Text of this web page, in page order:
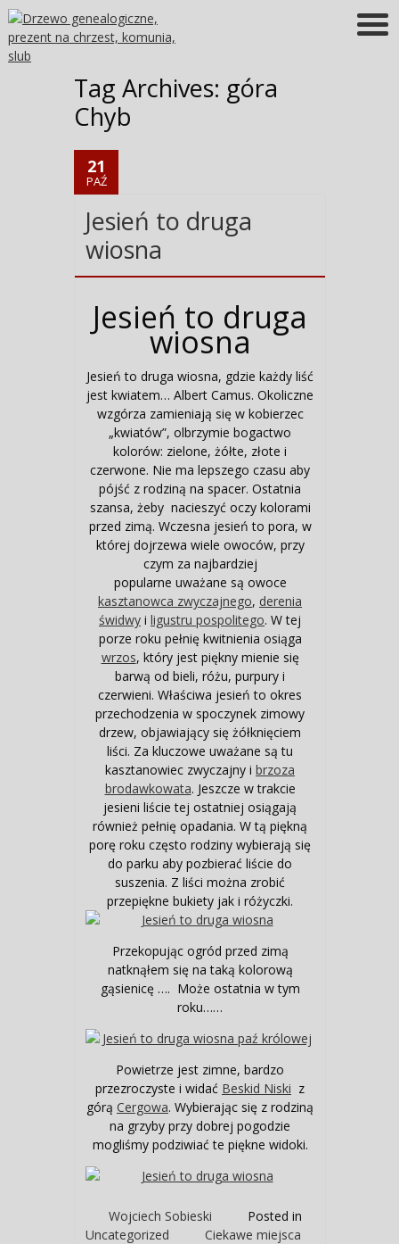
Tag Archives: góra
Chyb
21
PAŹ
Jesień to druga
wiosna
Jesień to druga
wiosna
Jesień to druga wiosna, gdzie każdy liść
jest kwiatem… Albert Camus. Okoliczne
wzgórza zamieniają się w kobierzec
„kwiatów”, olbrzymie bogactwo
kolorów: zielone, żółte, złote i
czerwone. Nie ma lepszego czasu aby
pójść z rodziną na spacer. Ostatnia
szansa, żeby nacieszyć oczy kolorami
przed zimą. Wczesna jesień to pora, w
której dojrzewa wiele owoców, przy
czym za najbardziej
popularne uważane są owoce
kasztanowca zwyczajnego, derenia
świdwy i ligustru pospolitego. W tej
porze roku pełnię kwitnienia osiąga
wrzos, który jest piękny mienie się
barwą od bieli, różu, purpury i
czerwieni. Właściwa jesień to okres
przechodzenia w spoczynek zimowy
drzew, objawiający się żółknięciem
liści. Za kluczowe uważane są tu
kasztanowiec zwyczajny i brzoza
brodawkowata. Jeszcze w trakcie
jesieni liście tej ostatniej osiągają
również pełnię opadania. W tą piękną
porę roku często rodziny wybierają się
do parku aby pozbierać liście do
suszenia. Z liści można zrobić
przepiękne bukiety jak i różyczki.
Przekopując ogród przed zimą
natknąłem się na taką kolorową
gąsienicę …. Może ostatnia w tym
roku……
Powietrze jest zimne, bardzo
przezroczyste i widać Beskid Niski z
górą Cergowa. Wybierając się z rodziną
na grzyby przy dobrej pogodzie
mogliśmy podziwiać te piękne widoki.
Wojciech Sobieski
Posted in
Uncategorized
Ciekawe miejsca